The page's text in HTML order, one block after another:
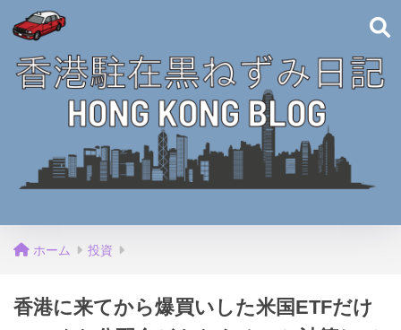
ホーム 投資
香港に来てから爆買いした米国ETFだけ